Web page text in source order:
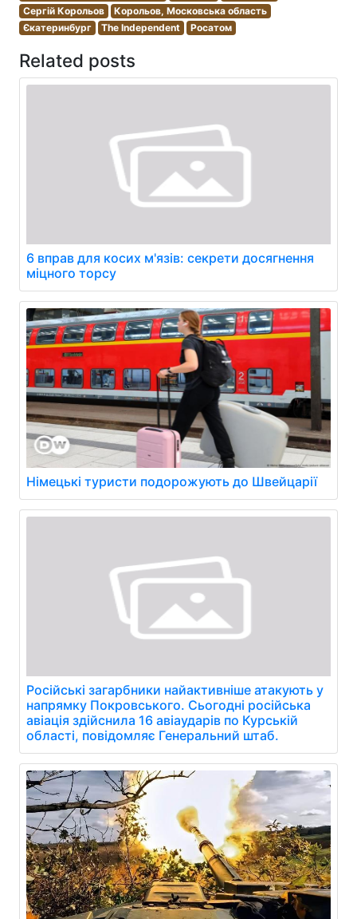
Сергій Корольов
Корольов, Московська область
Єкатеринбург
The Independent Росатом
Related posts
6 вправ для косих м'язів: секрети досягнення
міцного торсу
Німецькі туристи подорожують до Швейцарії
Російські загарбники найактивніше атакують у
напрямку Покровського. Сьогодні російська
авіація здійснила 16 авіаударів по Курській
області, повідомляє Генеральний штаб.